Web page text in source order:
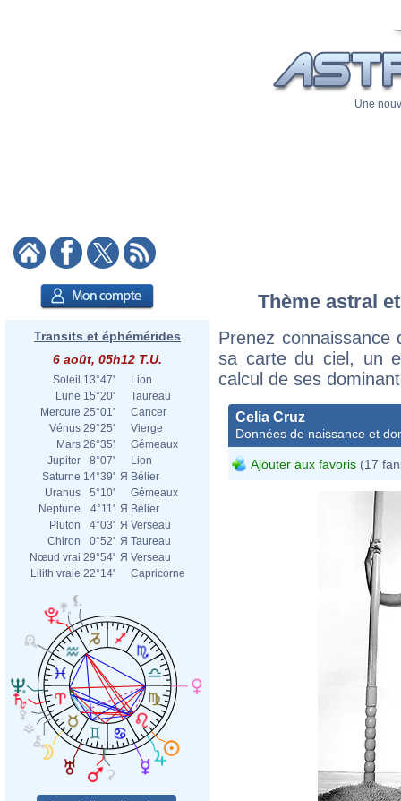
Une
Transits et éphémérides
6 août, 05h12 T.U.
Soleil 13°47'
Lion
Lune 15°20'
Taureau
Mercure 25°01'
Cancer
Vénus 29°25'
Vierge
Mars 26°35'
Gémeaux
Jupiter
8°07'
Lion
Saturne 14°39' Я Bélier
Uranus
5°10'
Gémeaux
Neptune
4°11' Я Bélier
Pluton
4°03' Я Verseau
Chiron
0°52' Я Taureau
Nœud vrai 29°54' Я Verseau
Lilith vraie 22°14' Capricorne
Thème astral
Prenez
sa carte du ciel, un
calcul de ses
Celia Cruz
Données de naissance et
Ajouter aux favoris (17